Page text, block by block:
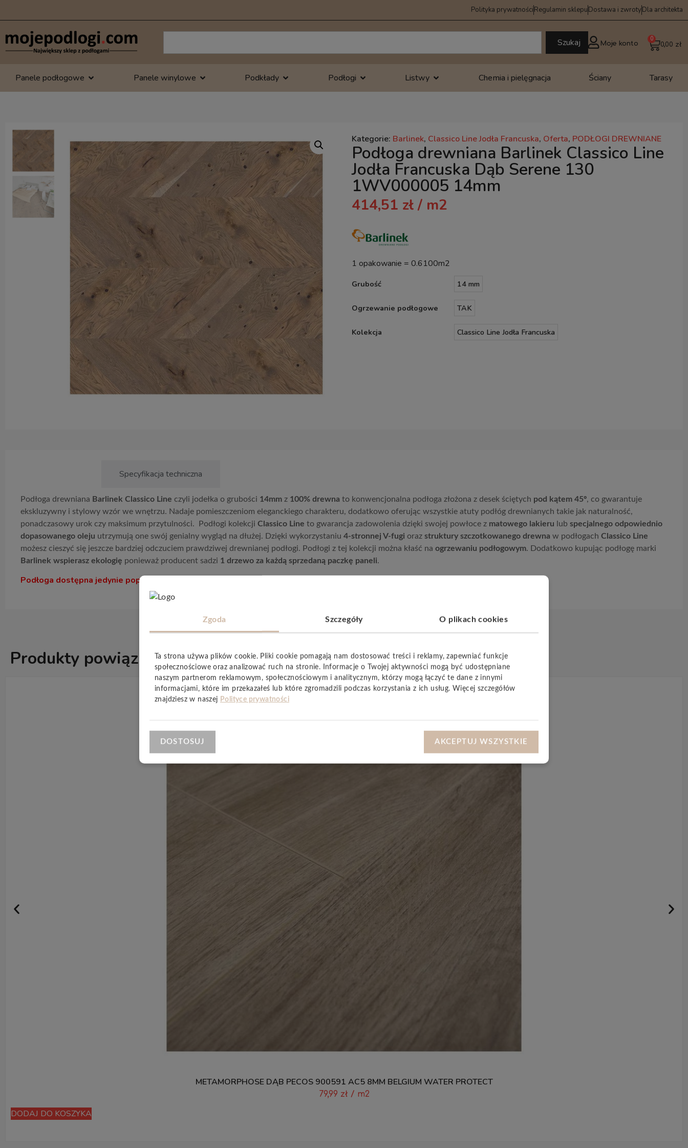
Polityka prywatnościRegulamin sklepuDostawa i zwrotyDla architekta
Szukaj Moje konto 0,00 zł
0
Panele podłogowe Panele winylowe Podkłady Podłogi Listwy Chemia i pielęgnacja Ściany Tarasy
Kategorie: Barlinek, Classico Line Jodła Francuska, Oferta, PODŁOGI DREWNIANE
Podłoga drewniana Barlinek Classico Line
Jodła Francuska Dąb Serene 130
1WV000005 14mm
414,51 zł/ m2
1 opakowanie = 0.6100m2
Grubość 14 mm
Ogrzewanie podłogowe TAK
Kolekcja Classico Line Jodła Francuska
Specyfikacja techniczna
Podłoga drewniana Barlinek Classico Line czyli jodełka o grubości 14mm z 100% drewna to konwencjonalna podłoga złożona z desek ściętych pod kątem 45º, co gwarantuje
ekskluzywny i stylowy wzór we wnętrzu. Nadaje pomieszczeniom eleganckiego charakteru, dodatkowo oferując wszystkie atuty podłóg drewnianych takie jak naturalność,
ponadczasowy urok czy maksimum przytulności. Podłogi kolekcji Classico Line to gwarancja zadowolenia dzięki swojej powłoce z matowego lakieru lub specjalnego odpowiednio
dopasowanego oleju utrzymują one swój genialny wygląd na dłużej. Dzięki wykorzystaniu 4-stronnej V-fugi oraz struktury szczotkowanego drewna w podłogach Classico Line
możesz cieszyć się jeszcze bardziej odczuciem prawdziwej drewnianej podłogi. Podłogi z tej kolekcji można kłaść na ogrzewaniu podłogowym. Dodatkowo kupując podłogę marki
Barlinek wspierasz ekologię ponieważ producent sadzi 1 drzewo za każdą sprzedaną paczkę paneli.
Podłoga dostępna jedynie poprzez zapytanie do biura.
Produkty powiązane ZOBACZ WSZYSTKIE
METAMORPHOSE DĄB PECOS 900591 AC5 8MM BELGIUM WATER PROTECT
79,99 zł / m2
DODAJ DO KOSZYKA
Zgoda Szczegóły O plikach cookies
Ta strona używa plików cookie. Pliki cookie pomagają nam dostosować treści i reklamy, zapewniać funkcje
społecznościowe oraz analizować ruch na stronie. Informacje o Twojej aktywności mogą być udostępniane
naszym partnerom reklamowym, społecznościowym i analitycznym, którzy mogą łączyć te dane z innymi
informacjami, które im przekazałeś lub które zgromadzili podczas korzystania z ich usług. Więcej szczegółów
znajdziesz w naszej Polityce prywatności
DOSTOSUJ AKCEPTUJ WSZYSTKIE